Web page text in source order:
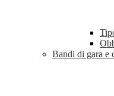
Bandi di gara e